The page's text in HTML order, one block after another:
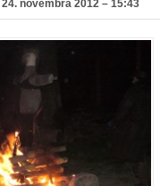
24. novembra 2012 – 15:43